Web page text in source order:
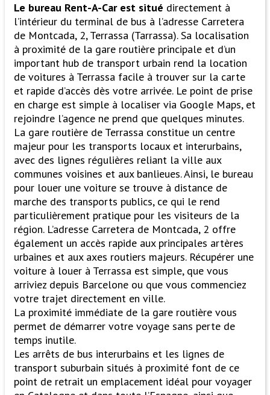
Le bureau Rent-A-Car est situé directement à
l’intérieur du terminal de bus à l’adresse Carretera
de Montcada, 2, Terrassa (Tarrassa). Sa localisation
à proximité de la gare routière principale et d’un
important hub de transport urbain rend la location
de voitures à Terrassa facile à trouver sur la carte
et rapide d’accès dès votre arrivée. Le point de prise
en charge est simple à localiser via Google Maps, et
rejoindre l’agence ne prend que quelques minutes.
La gare routière de Terrassa constitue un centre
majeur pour les transports locaux et interurbains,
avec des lignes régulières reliant la ville aux
communes voisines et aux banlieues. Ainsi, le bureau
pour louer une voiture se trouve à distance de
marche des transports publics, ce qui le rend
particulièrement pratique pour les visiteurs de la
région. L’adresse Carretera de Montcada, 2 offre
également un accès rapide aux principales artères
urbaines et aux axes routiers majeurs. Récupérer une
voiture à louer à Terrassa est simple, que vous
arriviez depuis Barcelone ou que vous commenciez
votre trajet directement en ville.
La proximité immédiate de la gare routière vous
permet de démarrer votre voyage sans perte de
temps inutile.
Les arrêts de bus interurbains et les lignes de
transport suburbain situés à proximité font de ce
point de retrait un emplacement idéal pour voyager